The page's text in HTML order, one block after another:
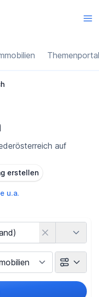
auf
erstellen
u.a.